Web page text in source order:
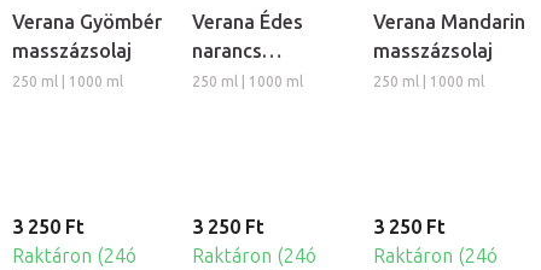
Verana Gyömbér
masszázsolaj
250 ml | 1000 ml
3 250 Ft
Raktáron (24ó
Verana Édes
narancs
masszázsolaj
250 ml | 1000 ml
3 250 Ft
Raktáron (24ó
Verana Mandarin
masszázsolaj
250 ml | 1000 ml
3 250 Ft
Raktáron (24ó